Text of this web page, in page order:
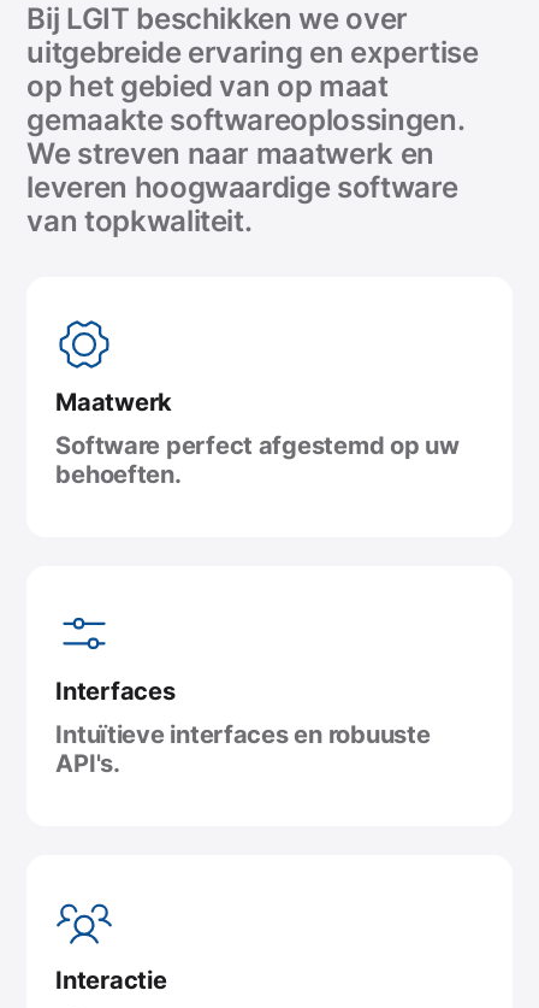
Bij LGIT beschikken we over
uitgebreide ervaring en expertise
op het gebied van op maat
gemaakte softwareoplossingen.
We streven naar maatwerk en
leveren hoogwaardige software
van topkwaliteit.
Maatwerk
Software perfect afgestemd op uw
behoeften.
Interfaces
Intuïtieve interfaces en robuuste
API's.
Interactie